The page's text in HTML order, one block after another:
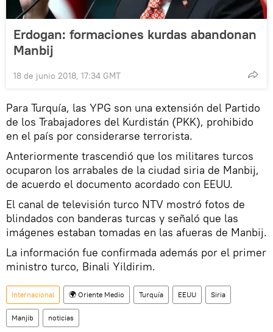
Erdogan: formaciones kurdas abandonan
Manbij
18 de junio 2018, 17:34 GMT
Para Turquía, las YPG son una extensión del Partido
de los Trabajadores del Kurdistán (PKK), prohibido
en el país por considerarse terrorista.
Anteriormente trascendió que los militares turcos
ocuparon los arrabales de la ciudad siria de Manbij,
de acuerdo el documento acordado con EEUU.
El canal de televisión turco NTV mostró fotos de
blindados con banderas turcas y señaló que las
imágenes estaban tomadas en las afueras de Manbij.
La información fue confirmada además por el primer
ministro turco, Binali Yildirim.
Internacional 🌍 Oriente Medio Turquía EEUU Siria
Manjib noticias